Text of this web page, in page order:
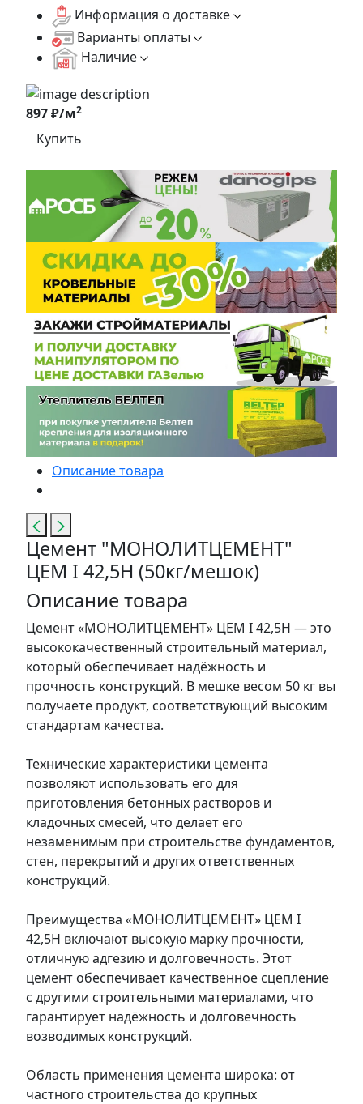
Информация о доставке
Варианты оплаты
Наличие
897 ₽/м2
Купить
Описание товара
Цемент "МОНОЛИТЦЕМЕНТ"
ЦЕМ I 42,5Н (50кг/мешок)
Описание товара
Цемент «МОНОЛИТЦЕМЕНТ» ЦЕМ I 42,5Н — это
высококачественный строительный материал,
который обеспечивает надёжность и
прочность конструкций. В мешке весом 50 кг вы
получаете продукт, соответствующий высоким
стандартам качества.
Технические характеристики цемента
позволяют использовать его для
приготовления бетонных растворов и
кладочных смесей, что делает его
незаменимым при строительстве фундаментов,
стен, перекрытий и других ответственных
конструкций.
Преимущества «МОНОЛИТЦЕМЕНТ» ЦЕМ I
42,5Н включают высокую марку прочности,
отличную адгезию и долговечность. Этот
цемент обеспечивает качественное сцепление
с другими строительными материалами, что
гарантирует надёжность и долговечность
возводимых конструкций.
Область применения цемента широка: от
частного строительства до крупных